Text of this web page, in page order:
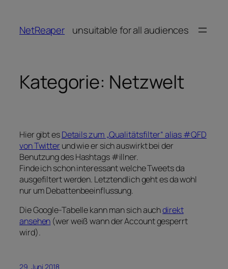
springen
NetReaper unsuitable for all audiences
Kategorie: Netzwelt
Hier gibt esDetails zum „Qualitätsfilter“ alias #QFD
von Twitterund wie er sich auswirkt bei der
Benutzung des Hashtags #illner.
Finde ich schon interessant welche Tweets da
ausgefiltert werden. Letztendlich geht es da wohl
nur um Debattenbeeinflussung.
Die Google-Tabelle kann man sich auchdirekt
ansehen (wer weiß wann der Account gesperrt
wird).
29. Juni 2018